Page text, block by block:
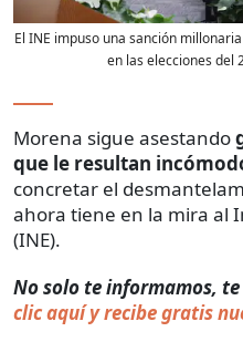
El INE impuso una sanción
en las elecciones del
Morena sigue asestando
que le resultan
concretar el
ahora tiene en la mira al
(INE).
No solo te informamos,
clic aquí y recibe gratis